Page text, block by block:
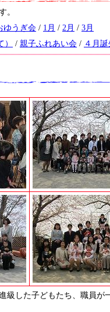
。
ゆうぎ会 / 1月 / 2月 / 3月
/ 親子ふれあい会 / ４月
級した子どもたち、職員が